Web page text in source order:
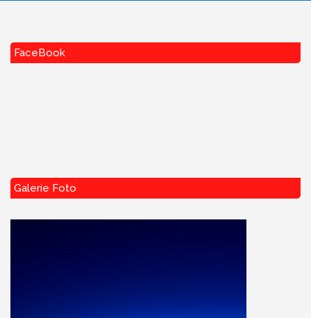
FaceBook
Galerie Foto